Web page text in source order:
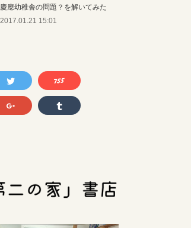
慶應幼稚舎の問題？を解いてみた
2017.01.21 15:01